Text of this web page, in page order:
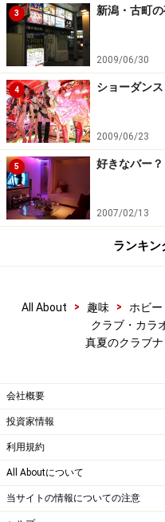
3 新潟・古町
2009/06/30
4 ショーダン
2009/06/23
5 好きなバー
2007/02/13
ランキン
All About > 趣味 > ホビー
クラブ・カラ
真夏のクラブ
会社概要
投資家情報
利用規約
All Aboutについて
当サイトの情報についての注意